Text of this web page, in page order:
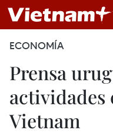
ECONOMÍA
Prensa
actividades
Vietnam